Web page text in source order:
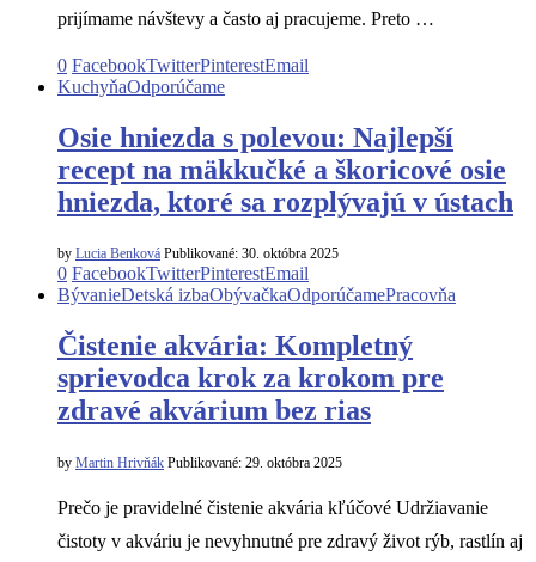
prijímame návštevy a často aj pracujeme. Preto …
0 FacebookTwitterPinterestEmail
KuchyňaOdporúčame
Osie hniezda s polevou: Najlepší
recept na mäkkučké a škoricové osie
hniezda, ktoré sa rozplývajú v ústach
by Lucia Benková Publikované: 30. októbra 2025
0 FacebookTwitterPinterestEmail
BývanieDetská izbaObývačkaOdporúčamePracovňa
Čistenie akvária: Kompletný
sprievodca krok za krokom pre
zdravé akvárium bez rias
by Martin Hrivňák Publikované: 29. októbra 2025
Prečo je pravidelné čistenie akvária kľúčové Udržiavanie
čistoty v akváriu je nevyhnutné pre zdravý život rýb, rastlín aj